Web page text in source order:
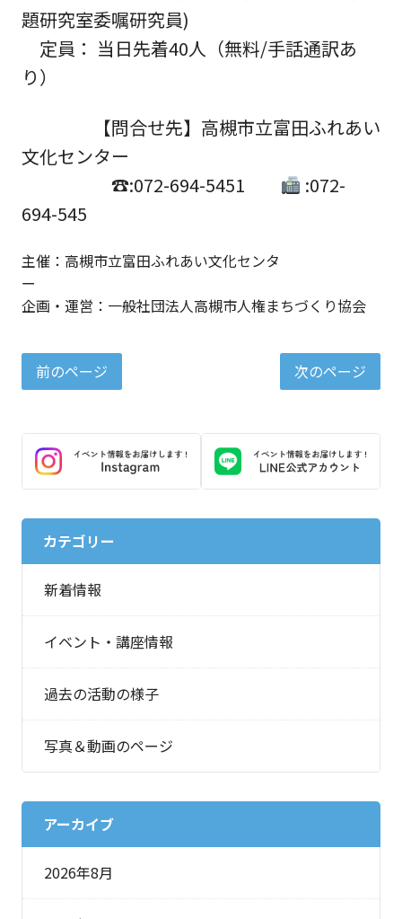
題研究室委嘱研究員)
定員： 当日先着40人 （無料/手話通訳あ
り）
【問合せ先】高槻市立富田ふれあい
文化センター
☎:072-694-5451
:072-
694-545
主催：高槻市立富田ふれあい文化センタ
企画・運営：一般社団法人高槻市人権まちづくり協会
前のページ 次のページ
カテゴリー
新着情報
イベント・講座情報
過去の活動の様子
写真＆動画のページ
アーカイブ
2026年8月